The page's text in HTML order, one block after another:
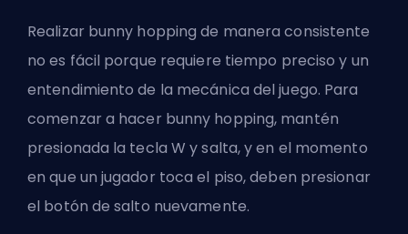
Realizar bunny hopping de manera consistente
no es fácil porque requiere tiempo preciso y un
entendimiento de la mecánica del juego. Para
comenzar a hacer bunny hopping, mantén
presionada la tecla W y salta, y en el momento
en que un jugador toca el piso, deben presionar
el botón de salto nuevamente.